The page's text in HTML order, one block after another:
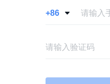
+86 